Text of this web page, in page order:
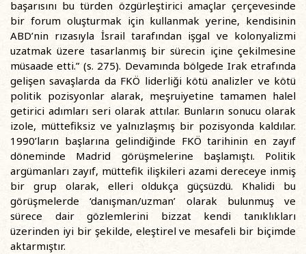
başarısını bu türden özgürleştirici amaçlar çerçevesinde
bir forum oluşturmak için kullanmak yerine, kendisinin
ABD’nin rızasıyla İsrail tarafından işgal ve kolonyalizmi
uzatmak üzere tasarlanmış bir sürecin içine çekilmesine
müsaade etti.” (s. 275). Devamında bölgede Irak etrafında
gelişen savaşlarda da FKÖ liderliği kötü analizler ve kötü
politik pozisyonlar alarak, meşruiyetine tamamen halel
getirici adımları seri olarak attılar. Bunların sonucu olarak
izole, müttefiksiz ve yalnızlaşmış bir pozisyonda kaldılar.
1990’ların başlarına gelindiğinde FKÖ tarihinin en zayıf
döneminde Madrid görüşmelerine başlamıştı. Politik
argümanları zayıf, müttefik ilişkileri azami dereceye inmiş
bir grup olarak, elleri oldukça güçsüzdü. Khalidi bu
görüşmelerde ‘danışman/uzman’ olarak bulunmuş ve
sürece dair gözlemlerini bizzat kendi tanıklıkları
üzerinden iyi bir şekilde, eleştirel ve mesafeli bir biçimde
aktarmıştır.